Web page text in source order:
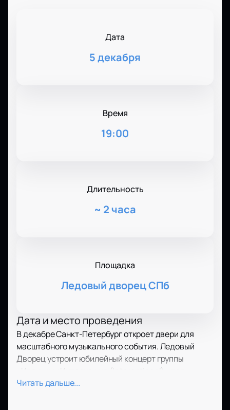
Дата
5 декабря
Время
19:00
Длительность
~ 2 часа
Площадка
Ледовый дворец СПб
Дата и место проведения
В декабре Санкт-Петербург откроет двери для
масштабного музыкального события. Ледовый
Дворец устроит юбилейный концерт группы
«Иванушки Интернешнл (International)» под
названием «30 солнечных лет на бис!». Гости
Читать дальше...